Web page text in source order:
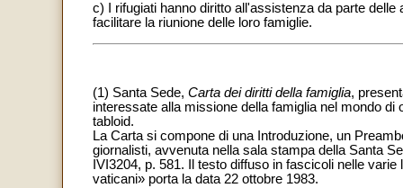
c) I rifugiati hanno diritto all'assistenza da parte
facilitare la riunione delle loro famiglie.
(1) Santa Sede, Carta dei diritti della famiglia,
interessate alla missione della famiglia nel mondo
tabloid.
La Carta si compone di una Introduzione, un
giornalisti, avvenuta nella sala stampa della Santa
IVI3204, p. 581. Il testo diffuso in fascicoli nelle
vaticani» porta la data 22 ottobre 1983.